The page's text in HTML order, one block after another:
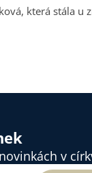
která stála u
v